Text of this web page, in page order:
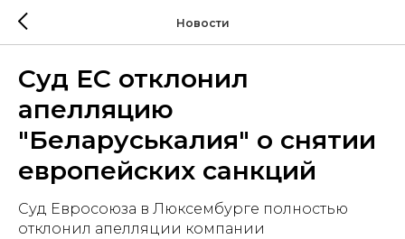
Новости
Суд ЕС отклонил
апелляцию
"Беларуськалия" о снятии
европейских санкций
Суд Евросоюза в Люксембурге полностью
отклонил апелляции компании